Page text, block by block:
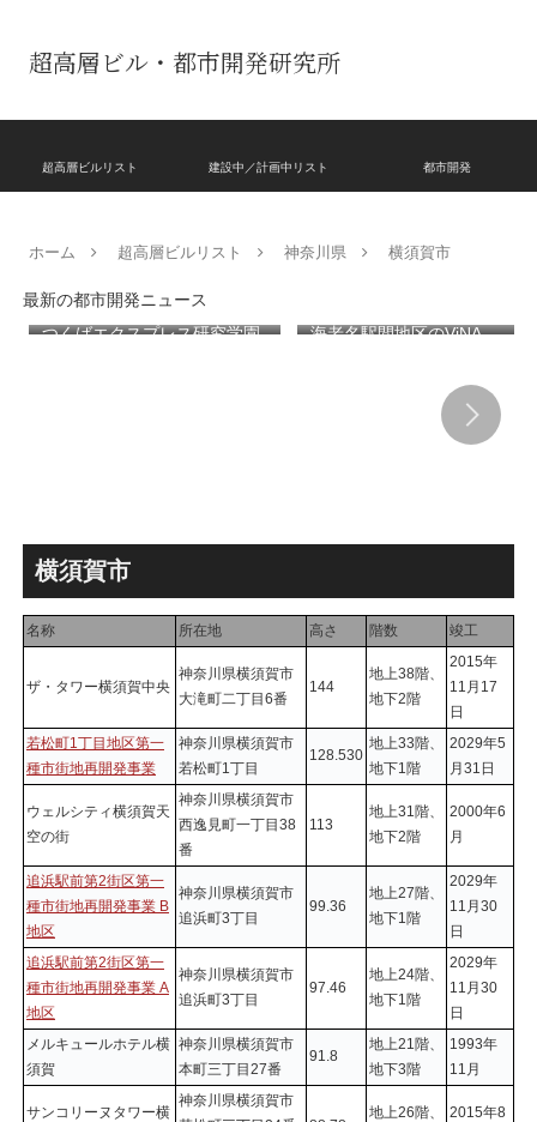
超高層ビル・都市開発研究所
超高層ビルリスト 建設中／計画中リスト 都市開発
ホーム 超高層ビルリスト 神奈川県 横須賀市
最新の都市開発ニュース
つくばエクスプレス研究学園
海老名駅間地区のViNA
ァミリー棟」と「（仮称）ホ
テル温浴棟」2026年夏時点建
設状況！！天然温泉のほか子
横須賀市
名称 所在地 高さ 階数 竣工
ザ・タワー横須賀中央
神奈川県横須賀市
大滝町二丁目6番
144
地上38階、
地下2階
2015年
11月17
日
若松町1丁目地区第一
種市街地再開発事業
神奈川県横須賀市
若松町1丁目
128.530
地上33階、
地下1階
2029年5
月31日
ウェルシティ横須賀天
空の街
神奈川県横須賀市
西逸見町一丁目38
番
113
地上31階、
地下2階
2000年6
月
追浜駅前第2街区第一
種市街地再開発事業 B
地区
神奈川県横須賀市
追浜町3丁目
99.36
地上27階、
地下1階
2029年
11月30
日
追浜駅前第2街区第一
種市街地再開発事業 A
地区
神奈川県横須賀市
追浜町3丁目
97.46
地上24階、
地下1階
2029年
11月30
日
メルキュールホテル横
須賀
神奈川県横須賀市
本町三丁目27番
91.8
地上21階、
地下3階
1993年
11月
サンコリーヌタワー横
神奈川県横須賀市
地上26階、
2015年8